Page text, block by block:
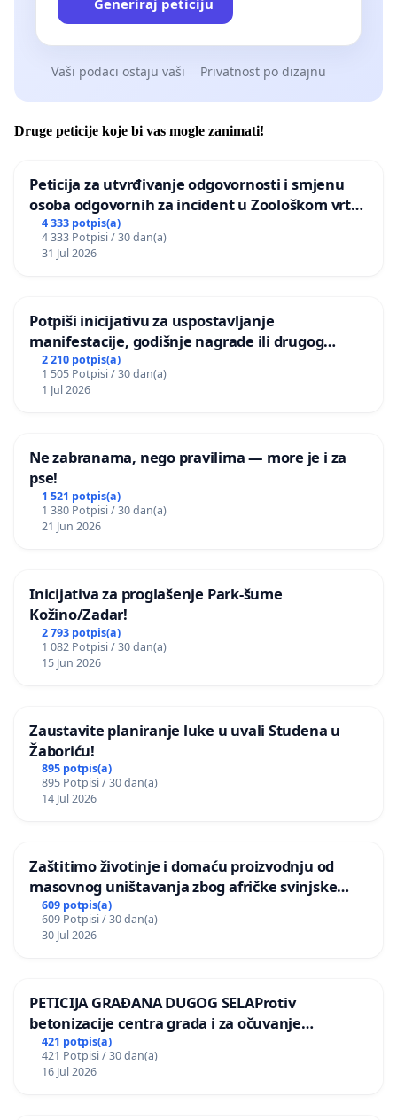
Vaši podaci ostaju vaši Privatnost po dizajnu
Druge peticije koje bi vas mogle zanimati!
Peticija za utvrđivanje odgovornosti i smjenu
osoba odgovornih za incident u Zoološkom vrtu
Grada Zagreba
4 333 potpis(a)
4 333 Potpisi / 30 dan(a)
31 Jul 2026
Potpiši inicijativu za uspostavljanje
manifestacije, godišnje nagrade ili drugog
javnog događaja „Edin Avdić“ u Sarajevu
2 210 potpis(a)
1 505 Potpisi / 30 dan(a)
1 Jul 2026
Ne zabranama, nego pravilima — more je i za
pse!
1 521 potpis(a)
1 380 Potpisi / 30 dan(a)
21 Jun 2026
Inicijativa za proglašenje Park-šume
Kožino/Zadar!
2 793 potpis(a)
1 082 Potpisi / 30 dan(a)
15 Jun 2026
Zaustavite planiranje luke u uvali Studena u
Žaboriću!
895 potpis(a)
895 Potpisi / 30 dan(a)
14 Jul 2026
Zaštitimo životinje i domaću proizvodnju od
masovnog uništavanja zbog afričke svinjske
kuge
609 potpis(a)
609 Potpisi / 30 dan(a)
30 Jul 2026
PETICIJA GRAĐANA DUGOG SELAProtiv
betonizacije centra grada i za očuvanje
postojećih zelenih površina i odraslih stabala pri
donošenju izmjena urbanističkog plana
421 potpis(a)
421 Potpisi / 30 dan(a)
16 Jul 2026